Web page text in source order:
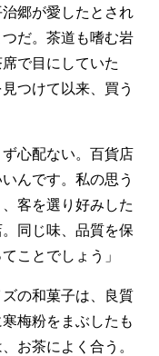
郷が愛したとされ
だ。茶道も嗜む岩
で目にしていた
つけて以来、買う
ず心配ない。百貨店
んです。私の思う
客を選り好みした
同じ味、品質を保
ことでしょう」
の和菓子は、良質
梅粉をまぶしたも
お茶によく合う。